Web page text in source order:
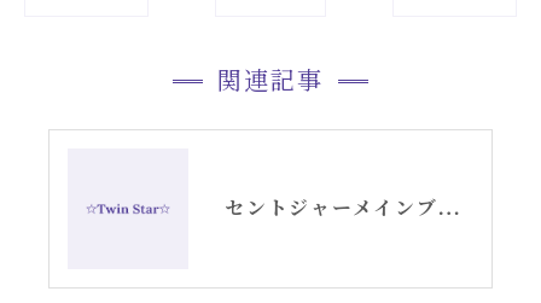
関連記事
セントジャーメインブレッシングカードGSVFグリッド